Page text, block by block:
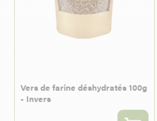
Vers de farine déshydratés 100g
- Invers